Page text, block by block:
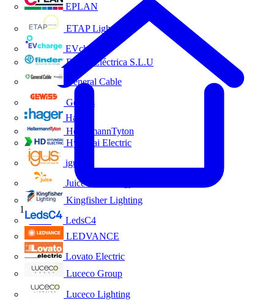
EPLAN
ETAP Lighting
EVcharge
Finder Eléctrica S.L.U
General Cable
Gewiss
Hager
HellermannTyton
Hyundai Electric
igus
Juice Technology
Kingfisher Lighting
LedsC4
LEDVANCE
Lovato Electric
Luceco Group
Luceco Lighting
Inicio